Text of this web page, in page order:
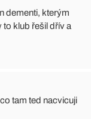
dementi, kterým
to klub řešil dřív a
tam ted nacvicuji